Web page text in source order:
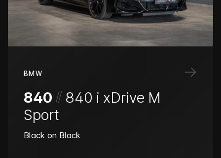
→
BMW
840 // 840 i xDrive M
Sport
Black on Black